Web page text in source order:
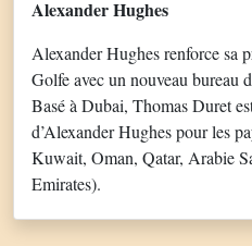
Alexander Hughes
Alexander Hughes renforce sa
Golfe avec un nouveau bureau
Basé à Dubai, Thomas Duret
d’Alexander Hughes pour les
Kuwait, Oman, Qatar, Arabie
Emirates).